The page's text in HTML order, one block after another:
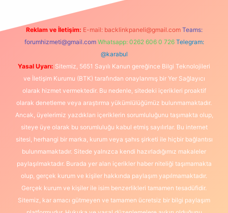
Reklam ve İletişim: E-mail: backlinkpaneli@gmail.com Teams:
forumhizmeti@gmail.com Whatsapp: 0262 606 0 726 Telegram:
@karabul
Yasal Uyarı: Sitemiz, 5651 Sayılı Kanun gereğince Bilgi Teknolojileri
ve İletişim Kurumu (BTK) tarafından onaylanmış bir Yer Sağlayıcı
olarak hizmet vermektedir. Bu nedenle, sitedeki içerikleri proaktif
olarak denetleme veya araştırma yükümlülüğümüz bulunmamaktadır.
Ancak, üyelerimiz yazdıkları içeriklerin sorumluluğunu taşımakta olup,
siteye üye olarak bu sorumluluğu kabul etmiş sayılırlar. Bu internet
sitesi, herhangi bir marka, kurum veya şahıs şirketi ile hiçbir bağlantısı
bulunmamaktadır. Sitede yalnızca kendi hazırladığımız makaleler
paylaşılmaktadır. Burada yer alan içerikler haber niteliği taşımamakta
olup, gerçek kurum ve kişiler hakkında paylaşım yapılmamaktadır.
Gerçek kurum ve kişiler ile isim benzerlikleri tamamen tesadüfidir.
Sitemiz, kar amacı gütmeyen ve tamamen ücretsiz bir bilgi paylaşım